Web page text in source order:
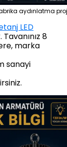
aydınlatma
LED
8
marka
sanayi